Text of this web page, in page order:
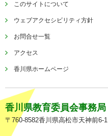
このサイトについて
ウェブアクセシビリティ方針
お問合せ一覧
アクセス
香川県ホームページ
香川県教育委員会事務局
〒760-8582香川県高松市天神前6-1